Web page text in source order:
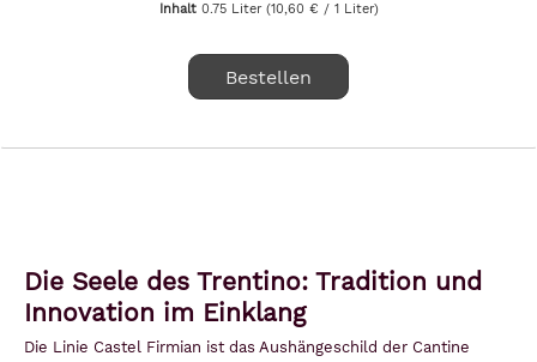
Inhalt 0.75 Liter (10,60 € / 1 Liter)
Bestellen
Die Seele des Trentino: Tradition und
Innovation im Einklang
Die Linie Castel Firmian ist das Aushängeschild der Cantine